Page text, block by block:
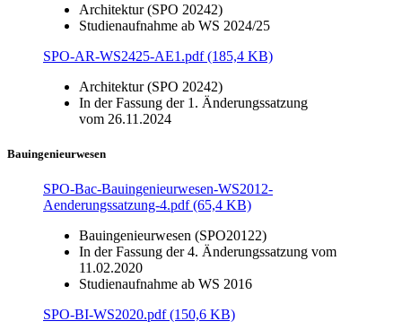
Architektur (SPO 20242)
Studienaufnahme ab WS 2024/25
SPO-AR-WS2425-AE1.pdf (185,4 KB)
Architektur (SPO 20242)
In der Fassung der 1. Änderungssatzung
vom 26.11.2024
Bauingenieurwesen
SPO-Bac-Bauingenieurwesen-WS2012-
Aenderungssatzung-4.pdf (65,4 KB)
Bauingenieurwesen (SPO20122)
In der Fassung der 4. Änderungssatzung vom
11.02.2020
Studienaufnahme ab WS 2016
SPO-BI-WS2020.pdf (150,6 KB)